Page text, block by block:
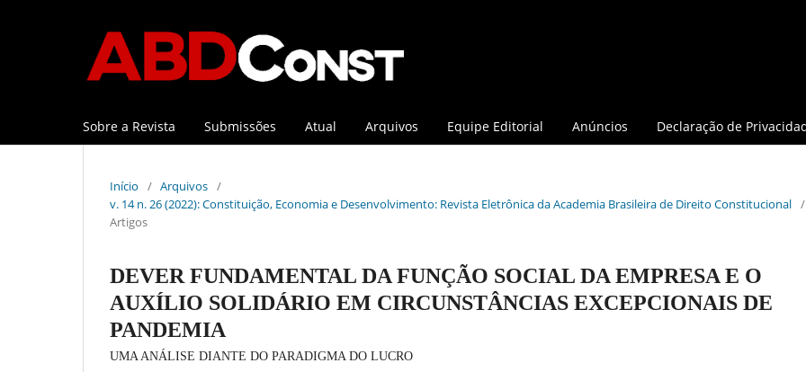
Sobre a Revista Submissões Atual Arquivos Equipe Editorial Anúncios Declaração de
Início / Arquivos /
v. 14 n. 26 (2022): Constituição, Economia e Desenvolvimento: Revista Eletrônica da Academia Brasileira de Direito Constitucional /
Artigos
DEVER FUNDAMENTAL DA FUNÇÃO SOCIAL DA EMPRESA E O
AUXÍLIO SOLIDÁRIO EM CIRCUNSTÂNCIAS EXCEPCIONAIS DE
PANDEMIA
UMA ANÁLISE DIANTE DO PARADIGMA DO LUCRO